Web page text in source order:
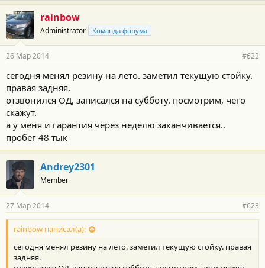
rainbow
Administrator Команда форума
26 Мар 2014 #622
сегодня менял резину на лето. заметил текущую стойку.
правая задняя.
отзвонился ОД, записался на субботу. посмотрим, чего
скажут.
а у меня и гарантия через неделю заканчивается..
пробег 48 тык
Andrey2301
Member
27 Мар 2014 #623
rainbow написал(а):
сегодня менял резину на лето. заметил текущую стойку. правая
задняя.